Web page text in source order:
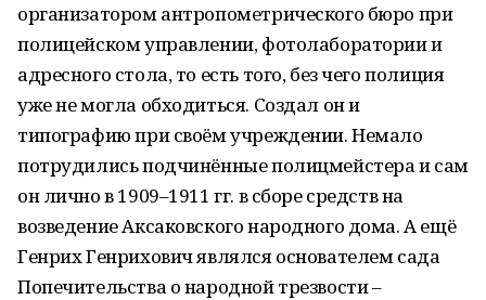
организатором антропометрического бюро при
полицейском управлении, фотолаборатории и
адресного стола, то есть того, без чего полиция
уже не могла обходиться. Создал он и
типографию при своём учреждении. Немало
потрудились подчинённые полицмейстера и сам
он лично в 1909–1911 гг. в сборе средств на
возведение Аксаковского народного дома. А ещё
Генрих Генрихович являлся основателем сада
Попечительства о народной трезвости –